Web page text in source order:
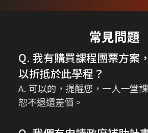
常見問題
Q. 我有購買課程團票方案
以折抵於此學程？
A. 可以的，提醒您，一人一堂
恕不退還差價。